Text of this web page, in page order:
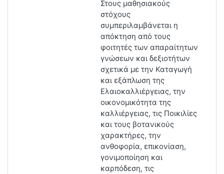
Στους μαθησιακούς
στόχους
συμπεριλαμβάνεται η
απόκτηση από τους
φοιτητές των απαραίτητων
γνώσεων και δεξιοτήτων
σχετικά με την Καταγωγή
και εξάπλωση της
Ελαιοκαλλιέργειας, την
οικονομικότητα της
καλλιέργειας, τις Ποικιλίες
και τους βοτανικούς
χαρακτήρες, την
ανθοφορία, επικονίαση,
γονιμοποίηση και
καρπόδεση, τις